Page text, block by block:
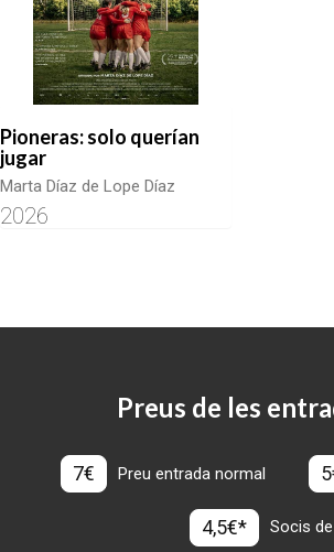
Pioneras: solo querían
jugar
Marta Díaz de Lope Díaz
2026
Preus de les
7€ Preu entrada normal
4,5€* Socis